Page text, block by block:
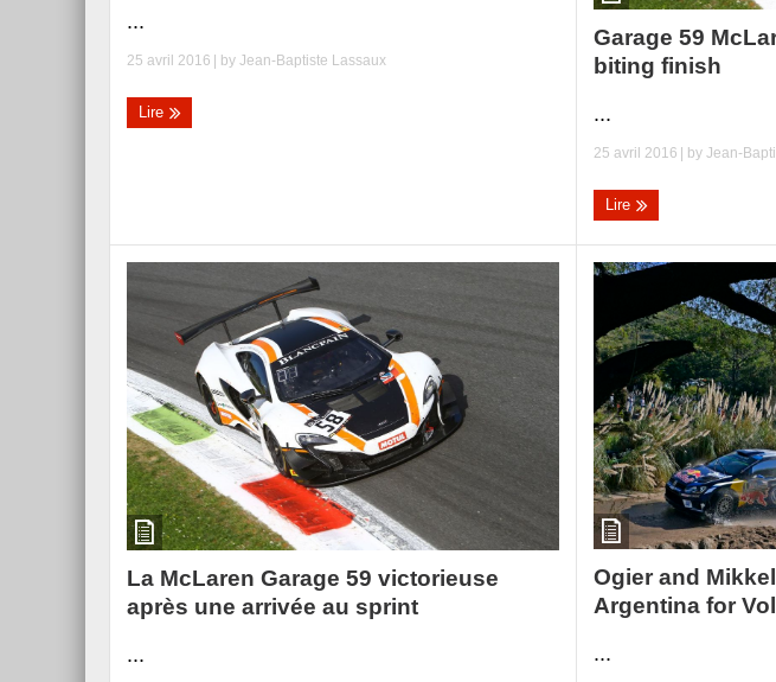
...
25 avril 2016 | by Jean-Baptiste Lassaux
Lire
Garage 59
biting finish
...
25 avril 2016 | byJean-
Lire
La McLaren Garage 59 victorieuse
après une arrivée au sprint
...
Ogier and
Argentina for
...